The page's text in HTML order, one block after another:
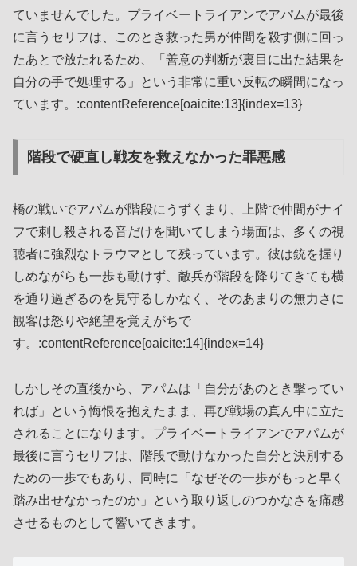
ていませんでした。プライベートライアンでアパムが最後
に言うセリフは、このとき救った男が仲間を殺す側に回っ
たあとで放たれるため、「善意の判断が裏目に出た結果を
自分の手で処理する」という非常に重い反転の瞬間になっ
ています。:contentReference[oaicite:13]{index=13}
階段で硬直し戦友を救えなかった罪悪感
橋の戦いでアパムが階段にうずくまり、上階で仲間がナイ
フで刺し殺される音だけを聞いてしまう場面は、多くの視
聴者に強烈なトラウマとして残っています。彼は銃を握り
しめながらも一歩も動けず、敵兵が階段を降りてきても横
を通り過ぎるのを見守るしかなく、そのあまりの無力さに
観客は怒りや絶望を覚えがちで
す。:contentReference[oaicite:14]{index=14}
しかしその直後から、アパムは「自分があのとき撃ってい
れば」という悔恨を抱えたまま、再び戦場の真ん中に立た
されることになります。プライベートライアンでアパムが
最後に言うセリフは、階段で動けなかった自分と決別する
ための一歩でもあり、同時に「なぜその一歩がもっと早く
踏み出せなかったのか」という取り返しのつかなさを痛感
させるものとして響いてきます。